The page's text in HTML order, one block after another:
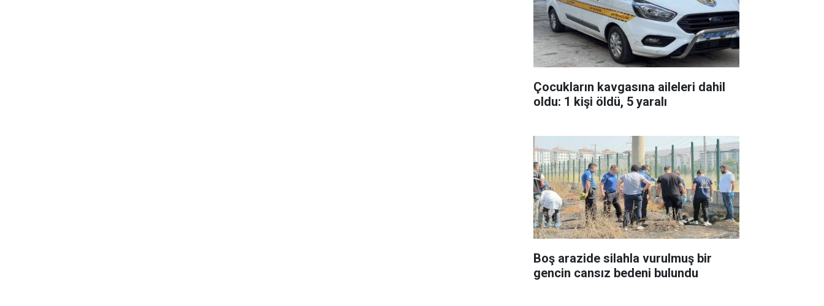
Çocukların kavgasına aileleri dahil
oldu: 1 kişi öldü, 5 yaralı
Boş arazide silahla vurulmuş bir
gencin cansız bedeni bulundu